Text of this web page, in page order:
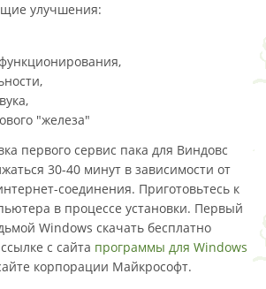
улучшения:
"железа"
первого сервис пака для Виндовс
30-40 минут в зависимости от
соединения. Приготовьтесь к
в процессе установки. Первый
Windows скачать бесплатно
с сайта программы для Windows
корпорации Майкрософт.